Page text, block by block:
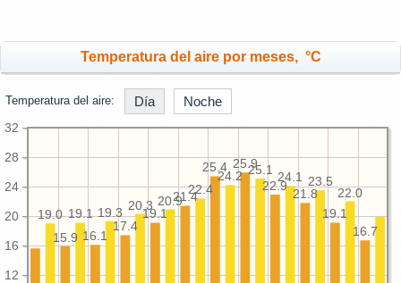
Temperatura del aire por meses, °C
Temperatura del aire: Día Noche
12
16
20
24
28
32
16.7
19.1
21.8
22.9
25.9
25.4
21.4
19.1
17.4
16.1
15.9
22.0
23.5
24.1
25.1
24.2
22.4
20.9
20.3
19.3
19.1
19.0